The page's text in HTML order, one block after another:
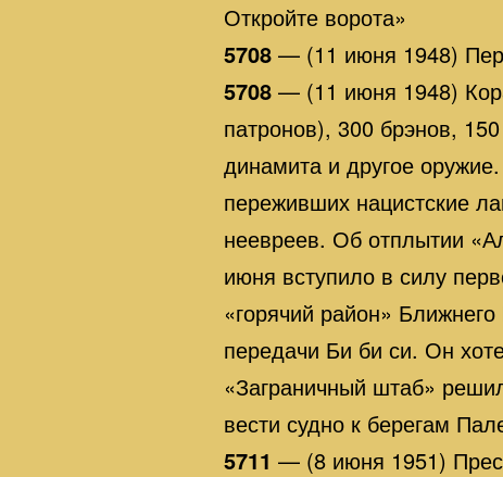
Откройте ворота»
5708 — (11 июня 1948)
5708 — (11 июня 1948)
патронов), 300 брэнов,
динамита и другое
переживших нацистские
неевреев. Об отплытии
июня вступило в силу
«горячий район»
передачи Би би си. Он
«Заграничный штаб»
вести судно к берегам
5711 — (8 июня 1951)